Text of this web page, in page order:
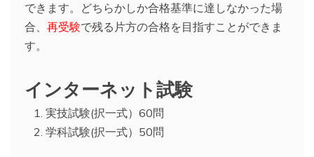
できます。どちらかしか合格基準に達しなかった場
合、 再受験で残る片方の合格を目指すことができま
す。
インターネット試験
実技試験(択一式）60問
学科試験(択一式）50問